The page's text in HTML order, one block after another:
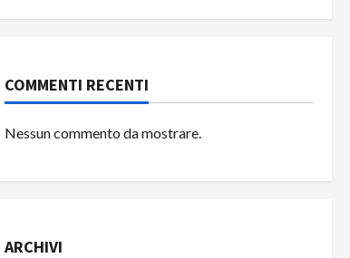
COMMENTI RECENTI
Nessun commento da mostrare.
ARCHIVI